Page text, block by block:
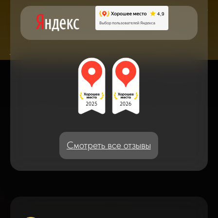
Блог статей - важное,
Дисплейные модули: Отличия, качества
и их характеристики